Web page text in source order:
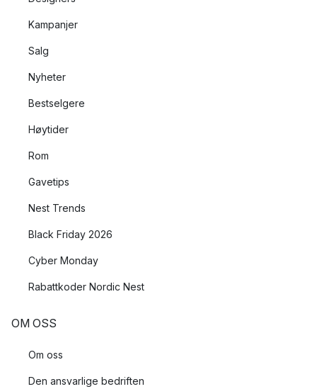
Kampanjer
Salg
Nyheter
Bestselgere
Høytider
Rom
Gavetips
Nest Trends
Black Friday 2026
Cyber Monday
Rabattkoder Nordic Nest
OM OSS
Om oss
Den ansvarlige bedriften